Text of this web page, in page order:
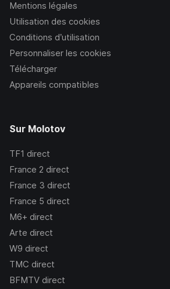
Mentions légales
Utilisation des cookies
Conditions d’utilisation
Personnaliser les cookies
Télécharger
Appareils compatibles
Sur Molotov
TF1 direct
France 2 direct
France 3 direct
France 5 direct
M6+ direct
Arte direct
W9 direct
TMC direct
BFMTV direct